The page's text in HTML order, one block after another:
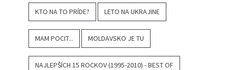
KTO NA TO PRÍDE? LETO NA UKRAJINE
MAM POCIT... MOLDAVSKO JE TU
NAJLEPŠÍCH 15 ROCKOV (1995-2010) - BEST OF